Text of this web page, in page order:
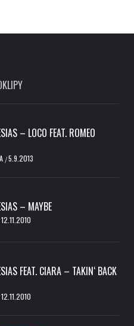
– LOCO FEAT. ROMEO
/5.9.2013
– MAYBE
12.11.2010
FEAT. CIARA – TAKIN‘ BACK
12.11.2010